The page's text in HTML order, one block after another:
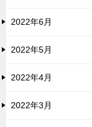
2022年6月
2022年5月
2022年4月
2022年3月